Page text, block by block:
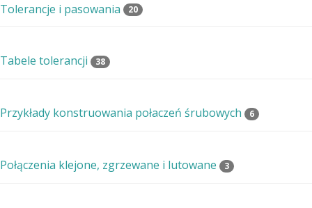
Tolerancje i pasowania 20
Tabele tolerancji 38
Przykłady konstruowania połaczeń śrubowych 6
Połączenia klejone, zgrzewane i lutowane 3